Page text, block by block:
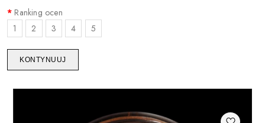
Ranking ocen
1
2 3 4 5
KONTYNUUJ